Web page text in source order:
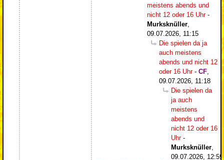
meistens abends und
nicht 12 oder 16 Uhr-
Murksknüller
09.07.2026, 11:15
Die spielen da ja
auch meistens
abends und nicht 12
oder 16 Uhr- CF
09.07.2026, 11:18
Die spielen da
ja auch
meistens
abends und
nicht 12 oder 16
Uhr-
Murksknüller
09.07.2026, 12:59